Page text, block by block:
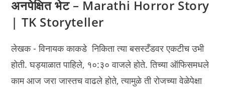
अनपेक्षित भेट – Marathi Horror Story
| TK Storyteller
लेखक - विनायक काकडे निकिता त्या बसस्टँडवर एकटीच उभी
होती. घड्याळात पाहिले, १०:३० वाजले होते. तिच्या ऑफिसमधले
काम आज जरा जास्तच वाढले होते, त्यामुळे ती रोजच्या वेळेपेक्षा